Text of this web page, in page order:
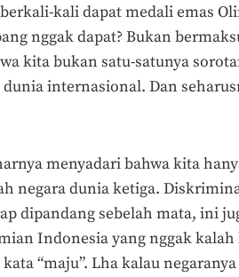
kali dapat medali emas
nggak dapat? Bukan
kita bukan satu-satunya
internasional. Dan
menyadari bahwa kita
negara dunia ketiga.
dipandang sebelah mata, ini
Indonesia yang nggak kalah
“maju”. Lha kalau negaranya